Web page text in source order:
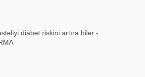
diabet riskini artıra bilər -